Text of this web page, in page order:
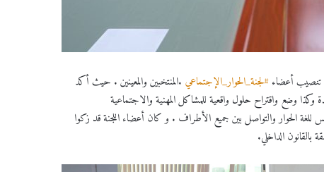
تنصيب أعضاء#لجنة_الحوار_الإجتماعي .المنتخبين والمعينين . حيث أكد
وكذا وضع واقتراح حلول واقعية للمشاكل المهنية والاجتماعية
للغة الحوار والتواصل بين جميع الأطراف . و كان أعضاء اللجنة قد زكوا
بالقانون الداخلي.